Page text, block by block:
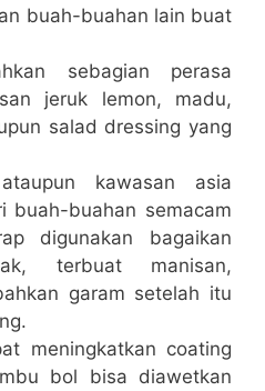
buah-buahan lain buat
sebagian perasa
jeruk lemon, madu,
salad dressing yang
kawasan asia
buah-buahan semacam
digunakan bagaikan
terbuat manisan,
garam setelah itu
meningkatkan coating
bol bisa diawetkan